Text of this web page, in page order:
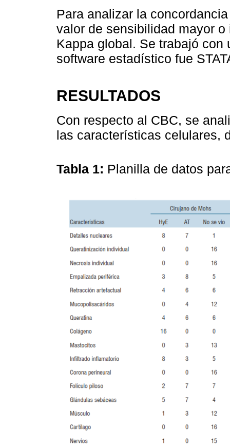
Para analizar la
valor de sensibilidad mayor
Kappa global. Se trabajó
software estadístico fue
RESULTADOS
Con respecto al CBC, se
las características celulares,
Tabla 1: Planilla de datos